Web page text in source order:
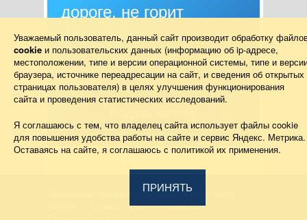
дороге, не горит
фонарь?
Столкнулись с проблемой — сообщите о
ней!
Правительство Брянской области 2013–2026
241050, г. Брянск, просп. Ленина, 33
Уважаемый пользователь, данный сайт производит обработку
cookie и пользовательских данных (информацию об ip-адресе,
местоположении, типе и версии операционной системы, типе и
браузера, источнике переадресации на сайт, и сведения об открытых
страницах пользователя) в целях улучшения функционирования
сайта и проведения статистических исследований.
Я соглашаюсь с тем, что владелец сайта использует файлы cookie
для повышения удобства работы на сайте и сервис Яндекс. Метрика.
Оставаясь на сайте, я соглашаюсь с политикой их применения.
ПРИНЯТЬ